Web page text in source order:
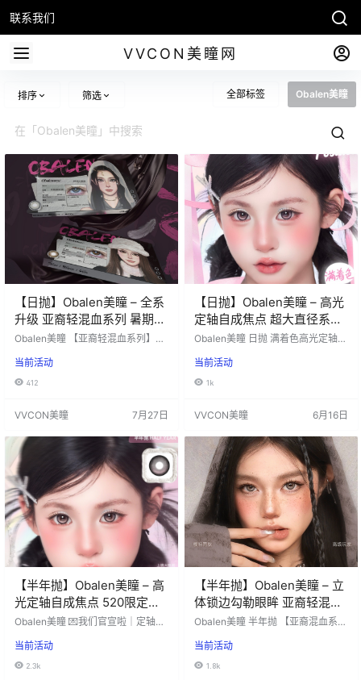
联系我们
VVCON美瞳网
排序 筛选 全部标签 Obalen美瞳
【日抛】Obalen美瞳 – 全系
升级 亚裔轻混血系列 暑期档
美貌出游记
Obalen美瞳 【亚裔轻混血系列】日
戳心巴 妲己泪~破碎感琉璃珠本珠清
透水光感拉满 只此青绿~清冷新中式
d住 活动价：69.9/1盒，129.8/2
10盒，599/12盒 活动时间：2026
年7月27日-直至下次更新 ======
=…
当前活动
412
VVCON美瞳 7月27日
【日抛】Obalen美瞳 – 高光
定轴自成焦点 超大直径系列
再出新色
Obalen美瞳 日抛 满着色高光定轴日
超大暖光琥珀 #超大月光宝盒#超大
古早娃娃巧 【高光定轴+满着色+日
9.9/1盒：送取戴器*1 129.8/2盒：送
送取戴器*1+…
当前活动
1k
VVCON美瞳 6月16日
【半年抛】Obalen美瞳 – 高
光定轴自成焦点 520限定浪
漫上市
Obalen美瞳 💌我们官宣啦｜定轴高
每一款都绝美！🦈疯了… #超大缪斯
女神#超大撕漫女神#超大露丝女神
#超大我本纯情 #超大天生温柔 💕5
当前活动
2.3k
【半年抛】Obalen美瞳 – 立
体锁边勾勒眼眸 亚裔轻混血
小心机
Obalen美瞳 半年抛 【亚裔混血系
常也能悄悄拥有异域灵气 立体锁边
勾勒眼眸💫轻松拍出精致上镜脸 高
透氧透气材质💧全天佩戴依旧水润
当前活动
1.8k